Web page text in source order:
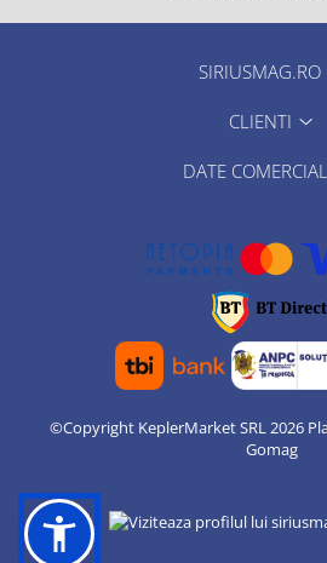
SIRIUSMAG.RO
CLIENTI
DATE
©Copyright KeplerMarket SRL 2026
Gomag